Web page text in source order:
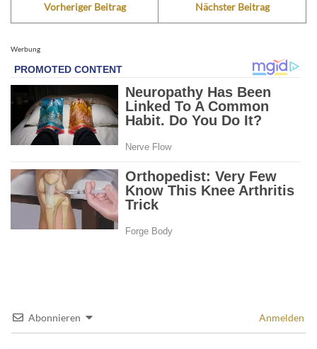
Vorheriger Beitrag Nächster Beitrag
Werbung
Abonnieren Anmelden